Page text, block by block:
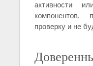
активности
компонентов,
проверку и не